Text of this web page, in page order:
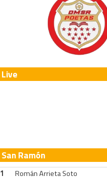
Live
San Ramón
1 Román Arrieta Soto